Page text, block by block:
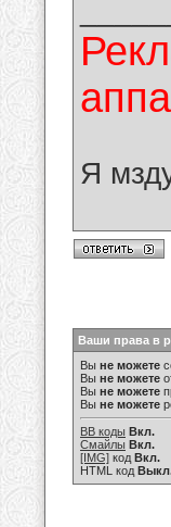
Я
Ваши права в
Вы не можете
Вы не можете
Вы не можете
Вы не можете
BB коды Вкл.
Смайлы Вкл.
[IMG] код Вкл.
HTML код